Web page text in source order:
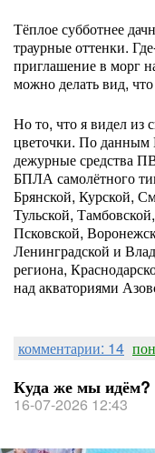
Тёплое субботнее
траурные оттенки.
приглашение в морг
можно делать вид,
Но то, что я видел из
цветочки. По
дежурные средства
БПЛА самолётного
Брянской, Курской,
Тульской,
Псковской,
Ленинградской и
региона,
над акваториями
комментарии: 14
Куда же мы идём?
16-07-2026 12:43